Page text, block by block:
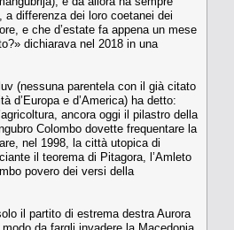
differenza dei loro coetanei dei
e che d’estate fa appena un mese
dichiarava nel 2018 in una
(nessuna parentela con il già citato
d’Europa e d’America) ha detto:
ancora oggi il pilastro della
Colombo dovette frequentare la
nel 1998, la città utopica di
il teorema di Pitagora, l’Amleto
povero dei versi della
il partito di estrema destra Aurora